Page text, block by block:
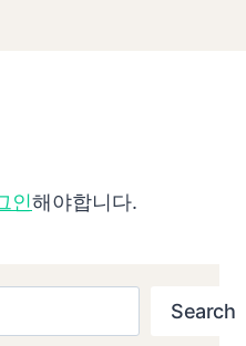
인해야합니다.
Search